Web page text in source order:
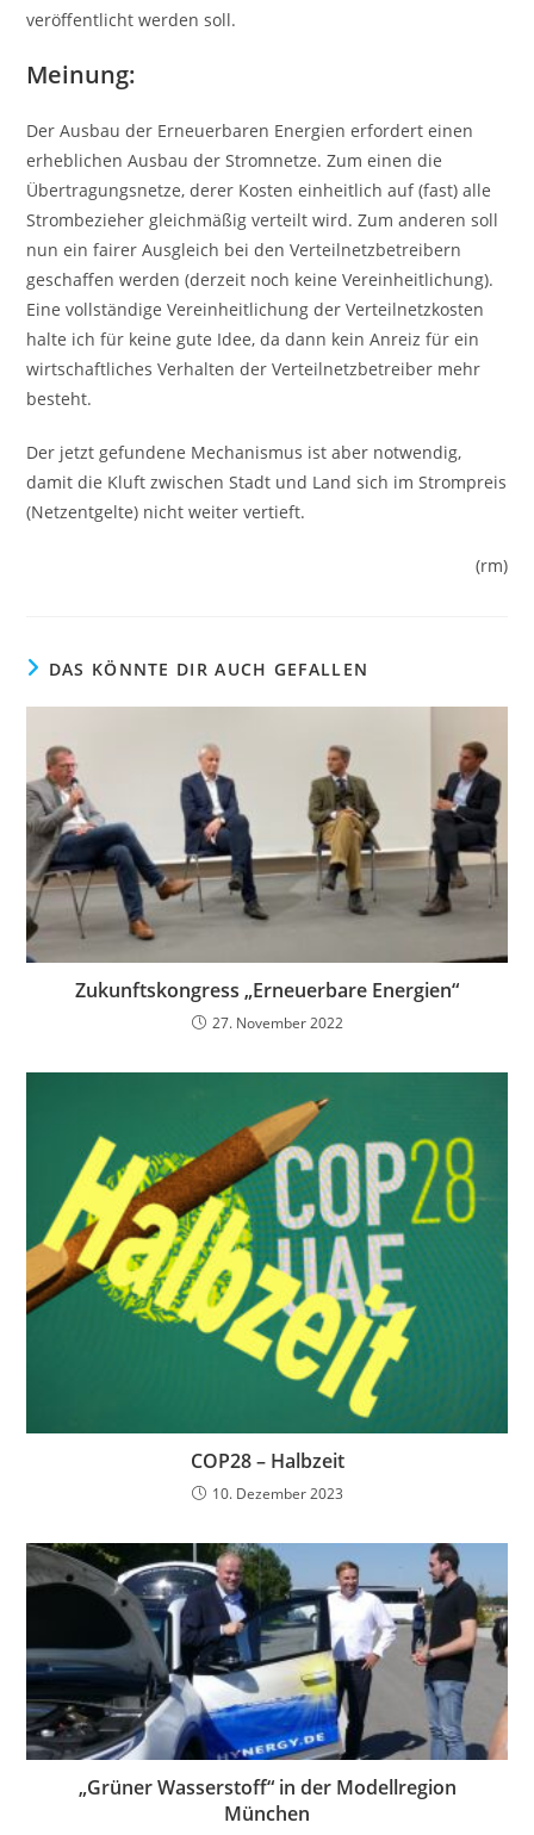
veröffentlicht werden soll.
Meinung:
Der Ausbau der Erneuerbaren Energien erfordert einen
erheblichen Ausbau der Stromnetze. Zum einen die
Übertragungsnetze, derer Kosten einheitlich auf (fast) alle
Strombezieher gleichmäßig verteilt wird. Zum anderen soll
nun ein fairer Ausgleich bei den Verteilnetzbetreibern
geschaffen werden (derzeit noch keine Vereinheitlichung).
Eine vollständige Vereinheitlichung der Verteilnetzkosten
halte ich für keine gute Idee, da dann kein Anreiz für ein
wirtschaftliches Verhalten der Verteilnetzbetreiber mehr
besteht.
Der jetzt gefundene Mechanismus ist aber notwendig,
damit die Kluft zwischen Stadt und Land sich im Strompreis
(Netzentgelte) nicht weiter vertieft.
(rm)
DAS KÖNNTE DIR AUCH GEFALLEN
Zukunftskongress „Erneuerbare Energien“
27. November 2022
COP28 – Halbzeit
10. Dezember 2023
„Grüner Wasserstoff“ in der Modellregion
München